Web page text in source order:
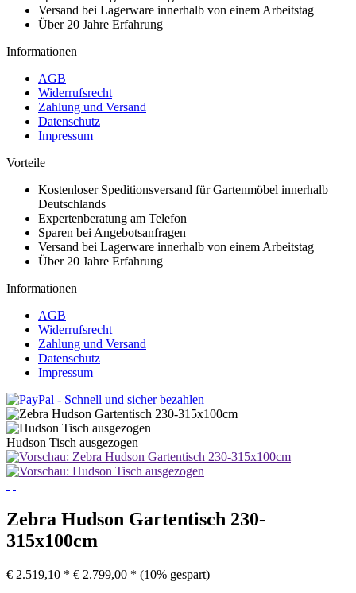
Versand bei Lagerware innerhalb von einem Arbeitstag
Über 20 Jahre Erfahrung
Informationen
AGB
Widerrufsrecht
Zahlung und Versand
Datenschutz
Impressum
Vorteile
Kostenloser Speditionsversand für Gartenmöbel innerhalb
Deutschlands
Expertenberatung am Telefon
Sparen bei Angebotsanfragen
Versand bei Lagerware innerhalb von einem Arbeitstag
Über 20 Jahre Erfahrung
Informationen
AGB
Widerrufsrecht
Zahlung und Versand
Datenschutz
Impressum
Hudson Tisch ausgezogen
Zebra Hudson Gartentisch 230-
315x100cm
€ 2.519,10 * € 2.799,00 * (10% gespart)